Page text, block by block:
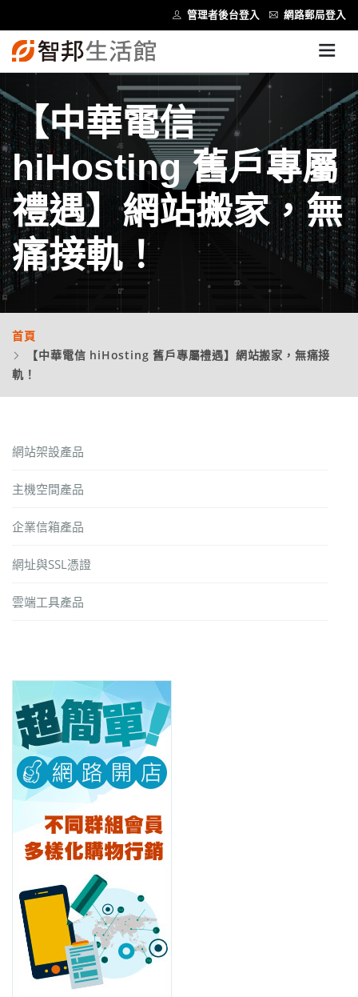
管理者後台登入 網路郵局登入
【中華電信
hiHosting 舊戶專屬
禮遇】網站搬家，無
痛接軌！
首頁
【中華電信 hiHosting 舊戶專屬禮遇】網站搬家，無痛接
軌！
網站架設產品
主機空間產品
企業信箱產品
網址與SSL憑證
雲端工具產品